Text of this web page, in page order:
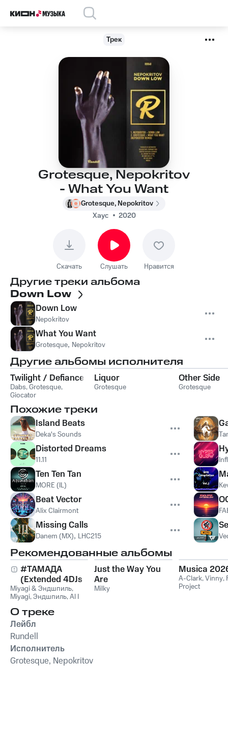
Трек
Grotesque, Nepokritov
- What You Want
Grotesque, Nepokritov
Хаус
2020
Скачать Слушать Нравится
Другие треки альбома
Down Low
Down Low
Nepokritov
What You Want
Grotesque, Nepokritov
Другие альбомы исполнителя
Twilight / Defiance
Dabs,Grotesque,
Giocator
Liquor
Grotesque
Other Side
Grotesque
Похожие треки
Island Beats
Deka's Sounds
Distorted Dreams
11.11
Ten Ten Tan
MORE (IL)
Beat Vector
Alix Clairmont
Missing Calls
Danem (MX), LHC215
Рекомендованные альбомы
#ТАМАДА
(Extended 4DJs
Pack)
Miyagi & Эндшпиль,
Miyagi,Эндшпиль,Al I
Just the Way You
Are
Milky
Musica
A-Clark,Vinny,
Project
О треке
Лейбл
Rundell
Исполнитель
Grotesque, Nepokritov